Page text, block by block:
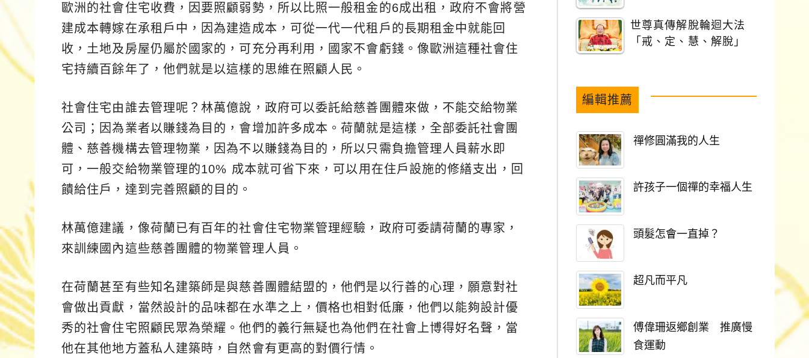
歐洲的社會住宅收費，因要照顧弱勢，所以比照一般租金的6成出租，政府不會將營
建成本轉嫁在承租戶中，因為建造成本，可從一代一代租戶的長期租金中就能回
收，土地及房屋仍屬於國家的，可充分再利用，國家不會虧錢。像歐洲這種社會住
宅持續百餘年了，他們就是以這樣的思維在照顧人民。
社會住宅由誰去管理呢？林萬億說，政府可以委託給慈善團體來做，不能交給物業
公司；因為業者以賺錢為目的，會增加許多成本。荷蘭就是這樣，全部委託社會團
體、慈善機構去管理物業，因為不以賺錢為目的，所以只需負擔管理人員薪水即
可，一般交給物業管理的10% 成本就可省下來，可以用在住戶設施的修繕支出，回
饋給住戶，達到完善照顧的目的。
林萬億建議，像荷蘭已有百年的社會住宅物業管理經驗，政府可委請荷蘭的專家，
來訓練國內這些慈善團體的物業管理人員。
在荷蘭甚至有些知名建築師是與慈善團體結盟的，他們是以行善的心理，願意對社
會做出貢獻，當然設計的品味都在水準之上，價格也相對低廉，他們以能夠設計優
秀的社會住宅照顧民眾為榮耀。他們的義行無疑也為他們在社會上博得好名聲，當
他在其他地方蓋私人建築時，自然會有更高的對價行情。
世尊真傳解脫輪迴大法
「戒、定、慧、解脫」
編輯推薦
禪修圓滿我的人生
許孩子一個禪的幸福人生
頭髮怎會一直掉？
超凡而平凡
傅偉珊返鄉創業 推廣慢
食運動